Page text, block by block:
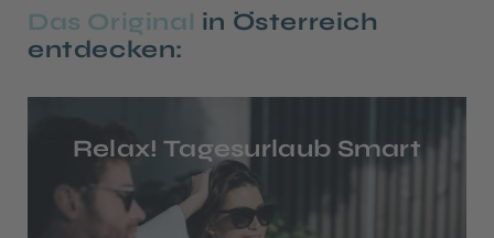
Das Original in Österreich
entdecken:
Relax! Tagesurlaub Smart